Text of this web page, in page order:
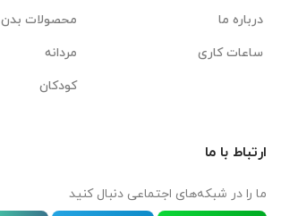
درباره ما
ساعات کاری
محصولات بدن
مردانه
کودکان
ارتباط با ما
ما را در شبکه‌های اجتماعی دنبال کنید